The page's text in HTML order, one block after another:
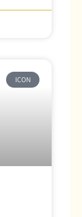
ICON